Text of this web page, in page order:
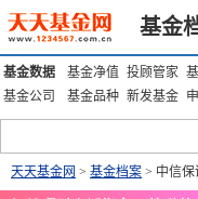
基金
基金数据 基金净值 投顾管家
基金公司
基金品种 新发基金
天天基金网 > 基金档案 > 中信保